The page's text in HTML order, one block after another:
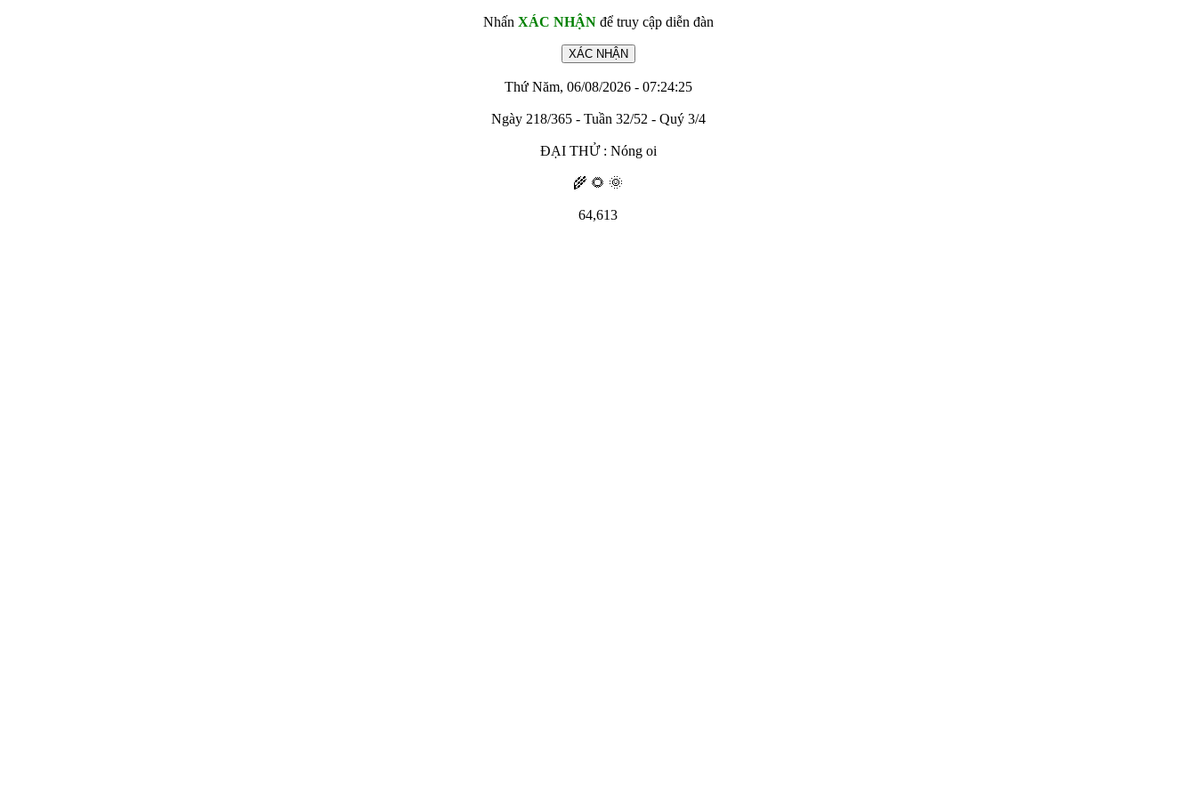
Nhấn XÁC NHẬNđể truy cập diễn đàn
Thứ Năm, 06/08/2026 - 07:24:25
Ngày 218/365 - Tuần 32/52 - Quý 3/4
ĐẠI THỬ : Nóng oi
🌾 🌻 🌞
64,613